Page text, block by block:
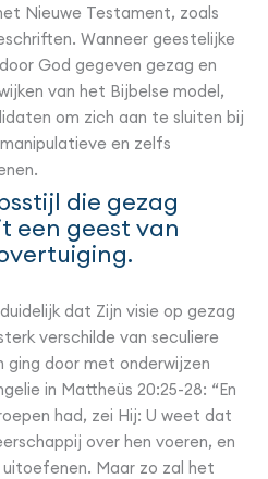
Nieuwe Testament, zoals
Wanneer geestelijke
God gegeven gezag en
van het Bijbelse model,
om zich aan te sluiten bij
en zelfs
die gezag
een geest van
dat Zijn visie op gezag
verschilde van seculiere
door met onderwijzen
in Mattheüs 20:25-28: “En
had, zei Hij: U weet dat
over hen voeren, en
Maar zo zal het